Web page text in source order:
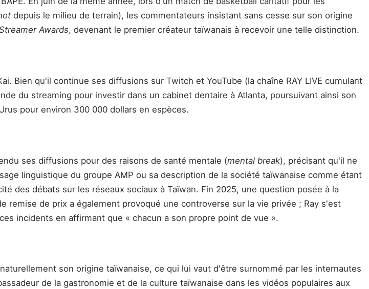
depuis le milieu de terrain), les commentateurs insistant sans cesse sur son origine
Awards, devenant le premier créateur taïwanais à recevoir une telle distinction.
Bien qu'il continue ses diffusions sur Twitch et YouTube (la chaîne RAY LIVE cumulant
du streaming pour investir dans un cabinet dentaire à Atlanta, poursuivant ainsi son
pour environ 300 000 dollars en espèces.
ses diffusions pour des raisons de santé mentale (mental break), précisant qu'il ne
linguistique du groupe AMP ou sa description de la société taïwanaise comme étant
des débats sur les réseaux sociaux à Taïwan. Fin 2025, une question posée à la
remise de prix a également provoqué une controverse sur la vie privée ; Ray s'est
incidents en affirmant que « chacun a son propre point de vue ».
son origine taïwanaise, ce qui lui vaut d'être surnommé par les internautes
de la gastronomie et de la culture taïwanaise dans les vidéos populaires aux